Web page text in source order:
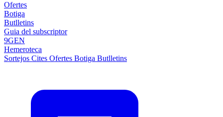
Ofertes
Botiga
Butlletins
Guia del subscriptor
9GEN
Hemeroteca
Sortejos Cites Ofertes Botiga Butlletins